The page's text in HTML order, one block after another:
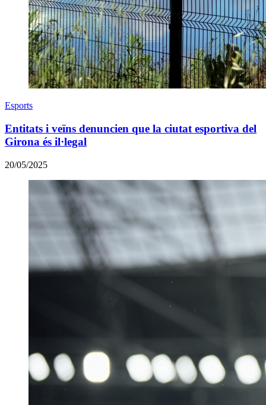
Esports
Entitats i veïns denuncien que la ciutat esportiva del
Girona és il·legal
20/05/2025